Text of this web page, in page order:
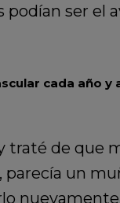
ser el
cada año
de que
un
nuevamente